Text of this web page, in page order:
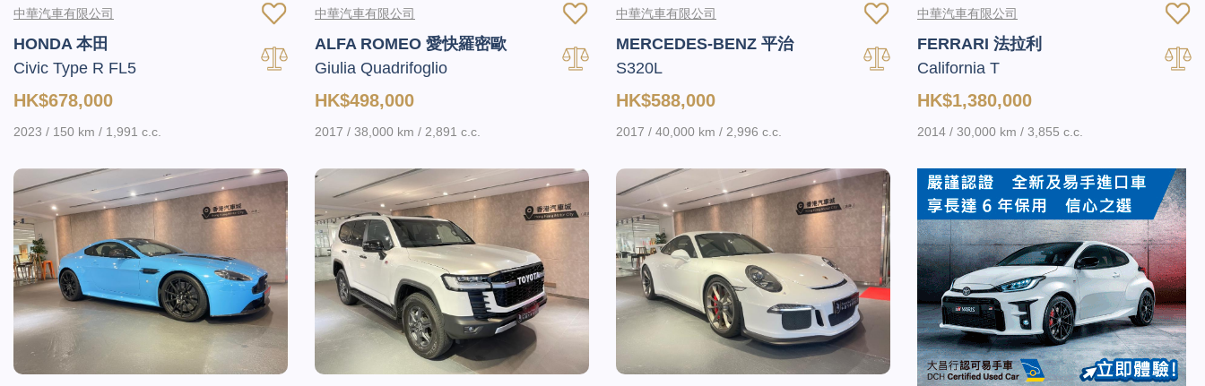
中華汽車有限公司
HONDA 本田
Civic Type R FL5
HK$678,000
2023 / 150 km / 1,991 c.c.
中華汽車有限公司
ALFA ROMEO 愛快羅密歐
Giulia Quadrifoglio
HK$498,000
2017 / 38,000 km / 2,891 c.c.
中華汽車有限公司
MERCEDES-BENZ 平治
S320L
HK$588,000
2017 / 40,000 km / 2,996 c.c.
中華汽車有限公司
FERRARI 法拉利
California T
HK$1,380,000
2014 / 30,000 km / 3,855 c.c.